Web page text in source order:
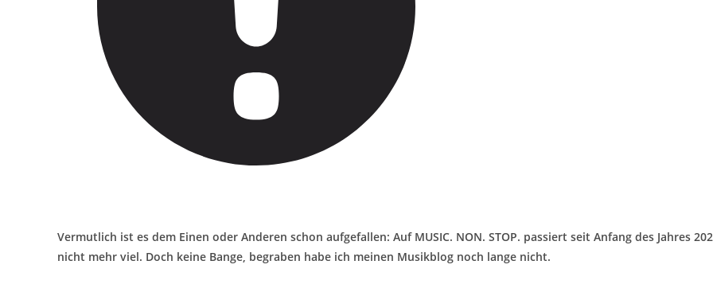
Vermutlich ist es dem Einen oder Anderen schon aufgefallen: Auf MUSIC. NON. STOP. passiert seit Anfang des Jahres
nicht mehr viel. Doch keine Bange, begraben habe ich meinen Musikblog noch lange nicht.